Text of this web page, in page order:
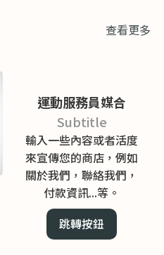
查看更多
運動服務員媒合
Subtitle
輸入一些內容或者活度
來宣傳您的商店，例如
關於我們，聯絡我們，
付款資訊...等。
跳轉按鈕